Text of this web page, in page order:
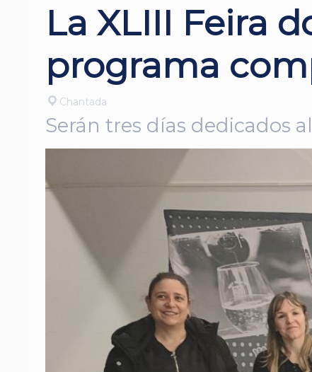
La XLIII Feira
programa
Chantada
Serán tres días dedicados